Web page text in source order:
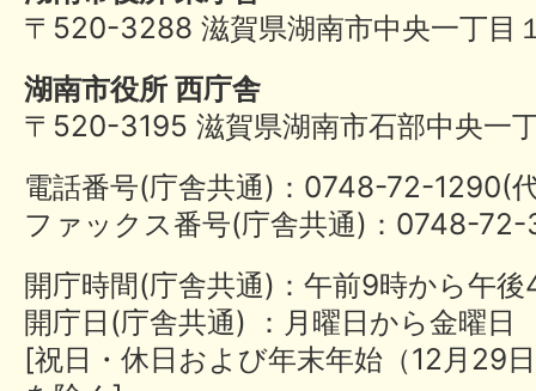
〒520-3288 滋賀県湖南市中央一丁目
湖南市役所 西庁舎
〒520-3195 滋賀県湖南市石部中央一
電話番号(庁舎共通)：0748-72-
ファックス番号(庁舎共通)：0748-
開庁時間(庁舎共通)：午前9時から午
開庁日(庁舎共通) ：月曜日から金曜日
[祝日・休日および年末年始（12月29